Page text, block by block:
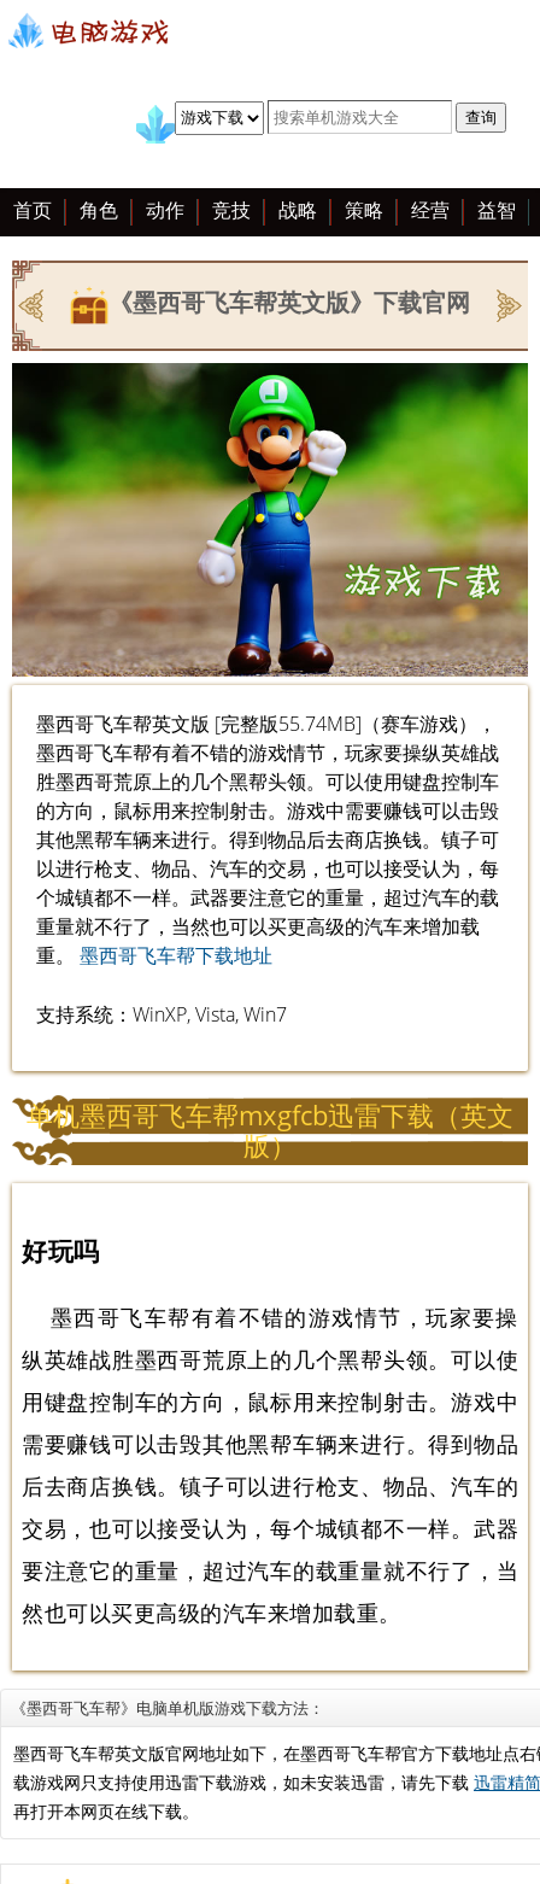
首页 角色 动作 竞技 战略 策略 经营 益智
冒险 棋牌 赛车 手游 恋爱 客户端 大全
《墨西哥飞车帮英文版》下载官网
墨西哥飞车帮英文版 [完整版55.74MB]（赛车游戏），
墨西哥飞车帮有着不错的游戏情节，玩家要操纵英雄战
胜墨西哥荒原上的几个黑帮头领。可以使用键盘控制车
的方向，鼠标用来控制射击。游戏中需要赚钱可以击毁
其他黑帮车辆来进行。得到物品后去商店换钱。镇子可
以进行枪支、物品、汽车的交易，也可以接受认为，每
个城镇都不一样。武器要注意它的重量，超过汽车的载
重量就不行了，当然也可以买更高级的汽车来增加载
重。 墨西哥飞车帮下载地址
支持系统：WinXP, Vista, Win7
单机墨西哥飞车帮mxgfcb迅雷下载（英文
版）
好玩吗
墨西哥飞车帮有着不错的游戏情节，玩家要操
纵英雄战胜墨西哥荒原上的几个黑帮头领。可以使
用键盘控制车的方向，鼠标用来控制射击。游戏中
需要赚钱可以击毁其他黑帮车辆来进行。得到物品
后去商店换钱。镇子可以进行枪支、物品、汽车的
交易，也可以接受认为，每个城镇都不一样。武器
要注意它的重量，超过汽车的载重量就不行了，当
然也可以买更高级的汽车来增加载重。
《墨西哥飞车帮》电脑单机版游戏下载方法：
墨西哥飞车帮英文版官网地址如下，在墨西哥飞车帮官方下载地址点
载游戏网只支持使用迅雷下载游戏，如未安装迅雷，请先下载 迅雷精
再打开本网页在线下载。